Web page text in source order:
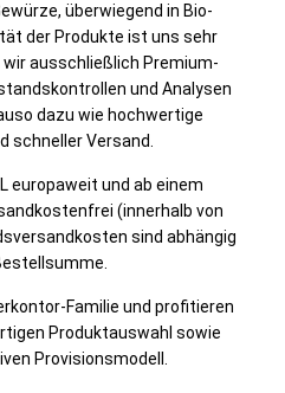
überwiegend in Bio-
der Produkte ist uns sehr
ausschließlich Premium-
und Analysen
dazu wie hochwertige
schneller Versand.
europaweit und ab einem
(innerhalb von
sind abhängig
Familie und profitieren
Produktauswahl sowie
Provisionsmodell.